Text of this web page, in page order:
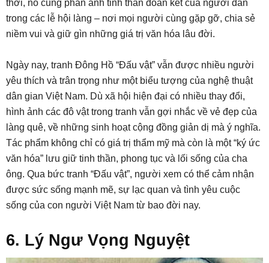
thời, nó cũng phản ánh tinh thần đoàn kết của người dân
trong các lễ hội làng – nơi mọi người cùng gặp gỡ, chia sẻ
niềm vui và giữ gìn những giá trị văn hóa lâu đời.
Ngày nay, tranh Đông Hồ “Đấu vật” vẫn được nhiều người
yêu thích và trân trọng như một biểu tượng của nghệ thuật
dân gian Việt Nam. Dù xã hội hiện đại có nhiều thay đổi,
hình ảnh các đô vật trong tranh vẫn gợi nhắc về vẻ đẹp của
làng quê, về những sinh hoạt cộng đồng giản dị mà ý nghĩa.
Tác phẩm không chỉ có giá trị thẩm mỹ mà còn là một “ký ức
văn hóa” lưu giữ tinh thần, phong tục và lối sống của cha
ông. Qua bức tranh “Đấu vật”, người xem có thể cảm nhận
được sức sống mạnh mẽ, sự lạc quan và tình yêu cuộc
sống của con người Việt Nam từ bao đời nay.
6. Lý Ngư Vọng Nguyệt